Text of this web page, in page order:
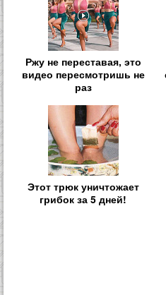
Ржу не переставая, это
видео пересмотришь не
раз
Этот трюк уничтожает
грибок за 5 дней!